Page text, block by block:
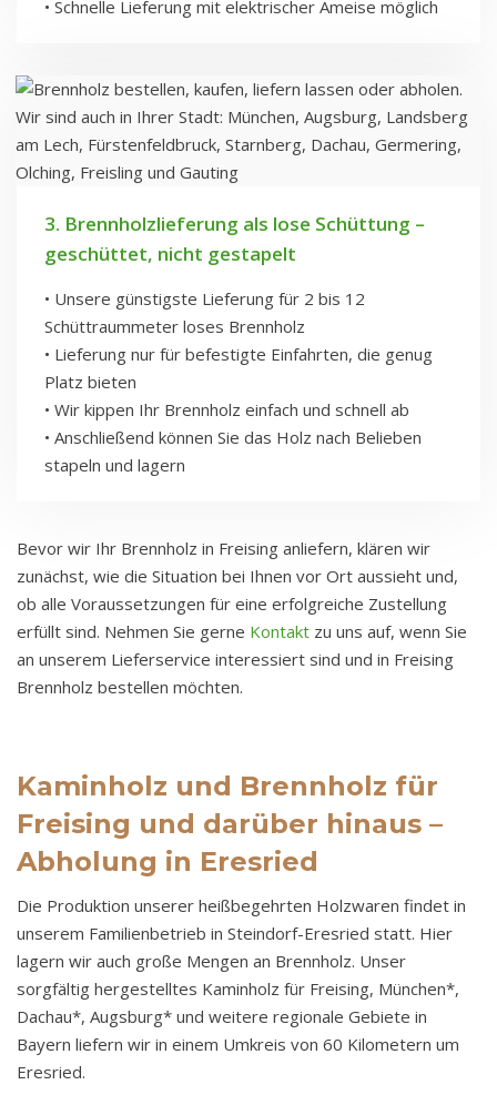
• Schnelle Lieferung mit elektrischer Ameise möglich
3. Brennholzlieferung als lose Schüttung –
geschüttet, nicht gestapelt
• Unsere günstigste Lieferung für 2 bis 12
Schüttraummeter loses Brennholz
• Lieferung nur für befestigte Einfahrten, die genug
Platz bieten
• Wir kippen Ihr Brennholz einfach und schnell ab
• Anschließend können Sie das Holz nach Belieben
stapeln und lagern
Bevor wir Ihr Brennholz in Freising anliefern, klären wir
zunächst, wie die Situation bei Ihnen vor Ort aussieht und,
ob alle Voraussetzungen für eine erfolgreiche Zustellung
erfüllt sind. Nehmen Sie gerne Kontakt zu uns auf, wenn Sie
an unserem Lieferservice interessiert sind und in Freising
Brennholz bestellen möchten.
Kaminholz und Brennholz für
Freising und darüber hinaus –
Abholung in Eresried
Die Produktion unserer heißbegehrten Holzwaren findet in
unserem Familienbetrieb in Steindorf-Eresried statt. Hier
lagern wir auch große Mengen an Brennholz. Unser
sorgfältig hergestelltes Kaminholz für Freising, München*,
Dachau*, Augsburg* und weitere regionale Gebiete in
Bayern liefern wir in einem Umkreis von 60 Kilometern um
Eresried.